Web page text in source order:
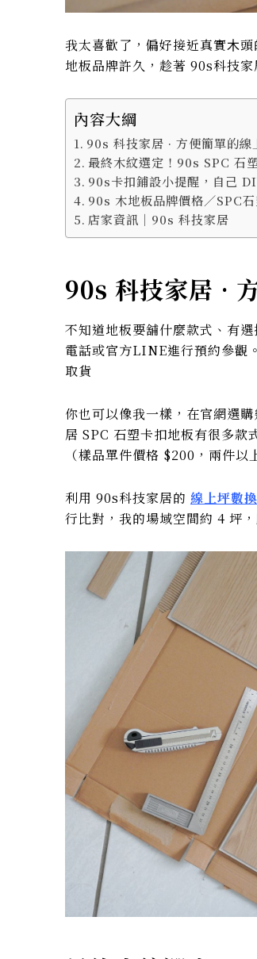
我太喜歡了，偏好接近真實⽊
地板品牌許久，趁著 90s科技家
內容大綱
90s 科技家居 · 方便簡單的線
最終木紋選定！90s SPC 石
90s卡扣鋪設小提醒，自己
90s 木地板品牌價格／SPC
店家資訊｜90s 科技家居
90s 科技家居 ·
不知道地板要舖什麼款式、有
電話或官方LINE進行預約參觀
取貨
你也可以像我一樣，在官網選
居 SPC 石塑卡扣地板有很多款
（樣品單件價格 $200，兩件以
利用 90s科技家居的 線上坪數
行比對，我的場域空間約 4 坪